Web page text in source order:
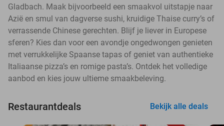
Gladbach. Maak bijvoorbeeld een smaakvol uitstapje naar
Azië en smul van dagverse sushi, kruidige Thaise curry’s of
verrassende Chinese gerechten. Blijf je liever in Europese
sferen? Kies dan voor een avondje ongedwongen genieten
met verrukkelijke Spaanse tapas of geniet van authentieke
Italiaanse pizza’s en romige pasta’s. Ontdek het volledige
aanbod en kies jouw ultieme smaakbeleving.
Restaurantdeals Bekijk alle deals